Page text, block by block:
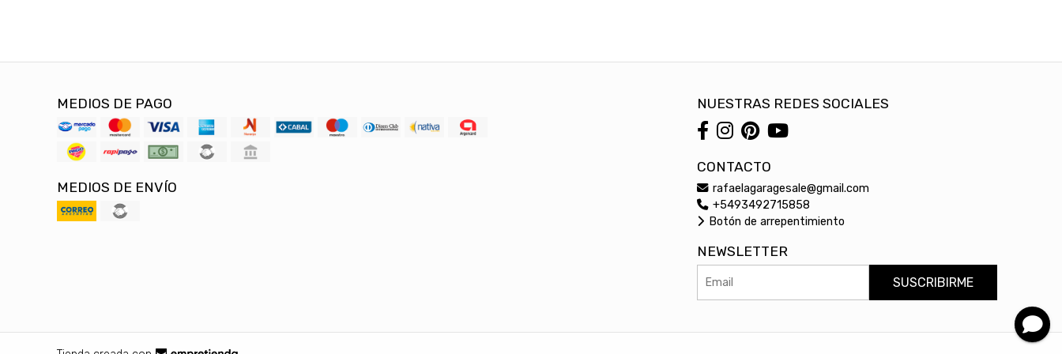
MEDIOS DE PAGO
MEDIOS DE ENVÍO
NUESTRAS REDES SOCIALES
CONTACTO
rafaelagaragesale@gmail.com
+5493492715858
Botón de arrepentimiento
NEWSLETTER
SUSCRIBIRME